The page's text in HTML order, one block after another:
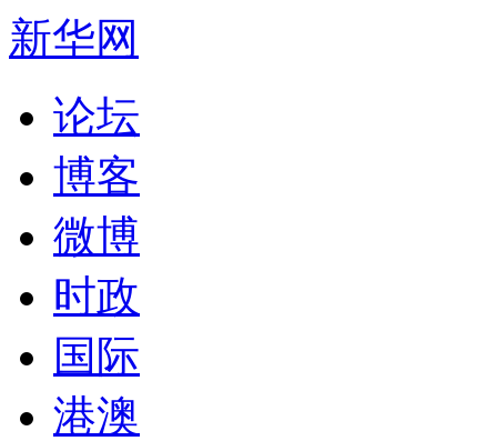
新华网
论坛
博客
微博
时政
国际
港澳